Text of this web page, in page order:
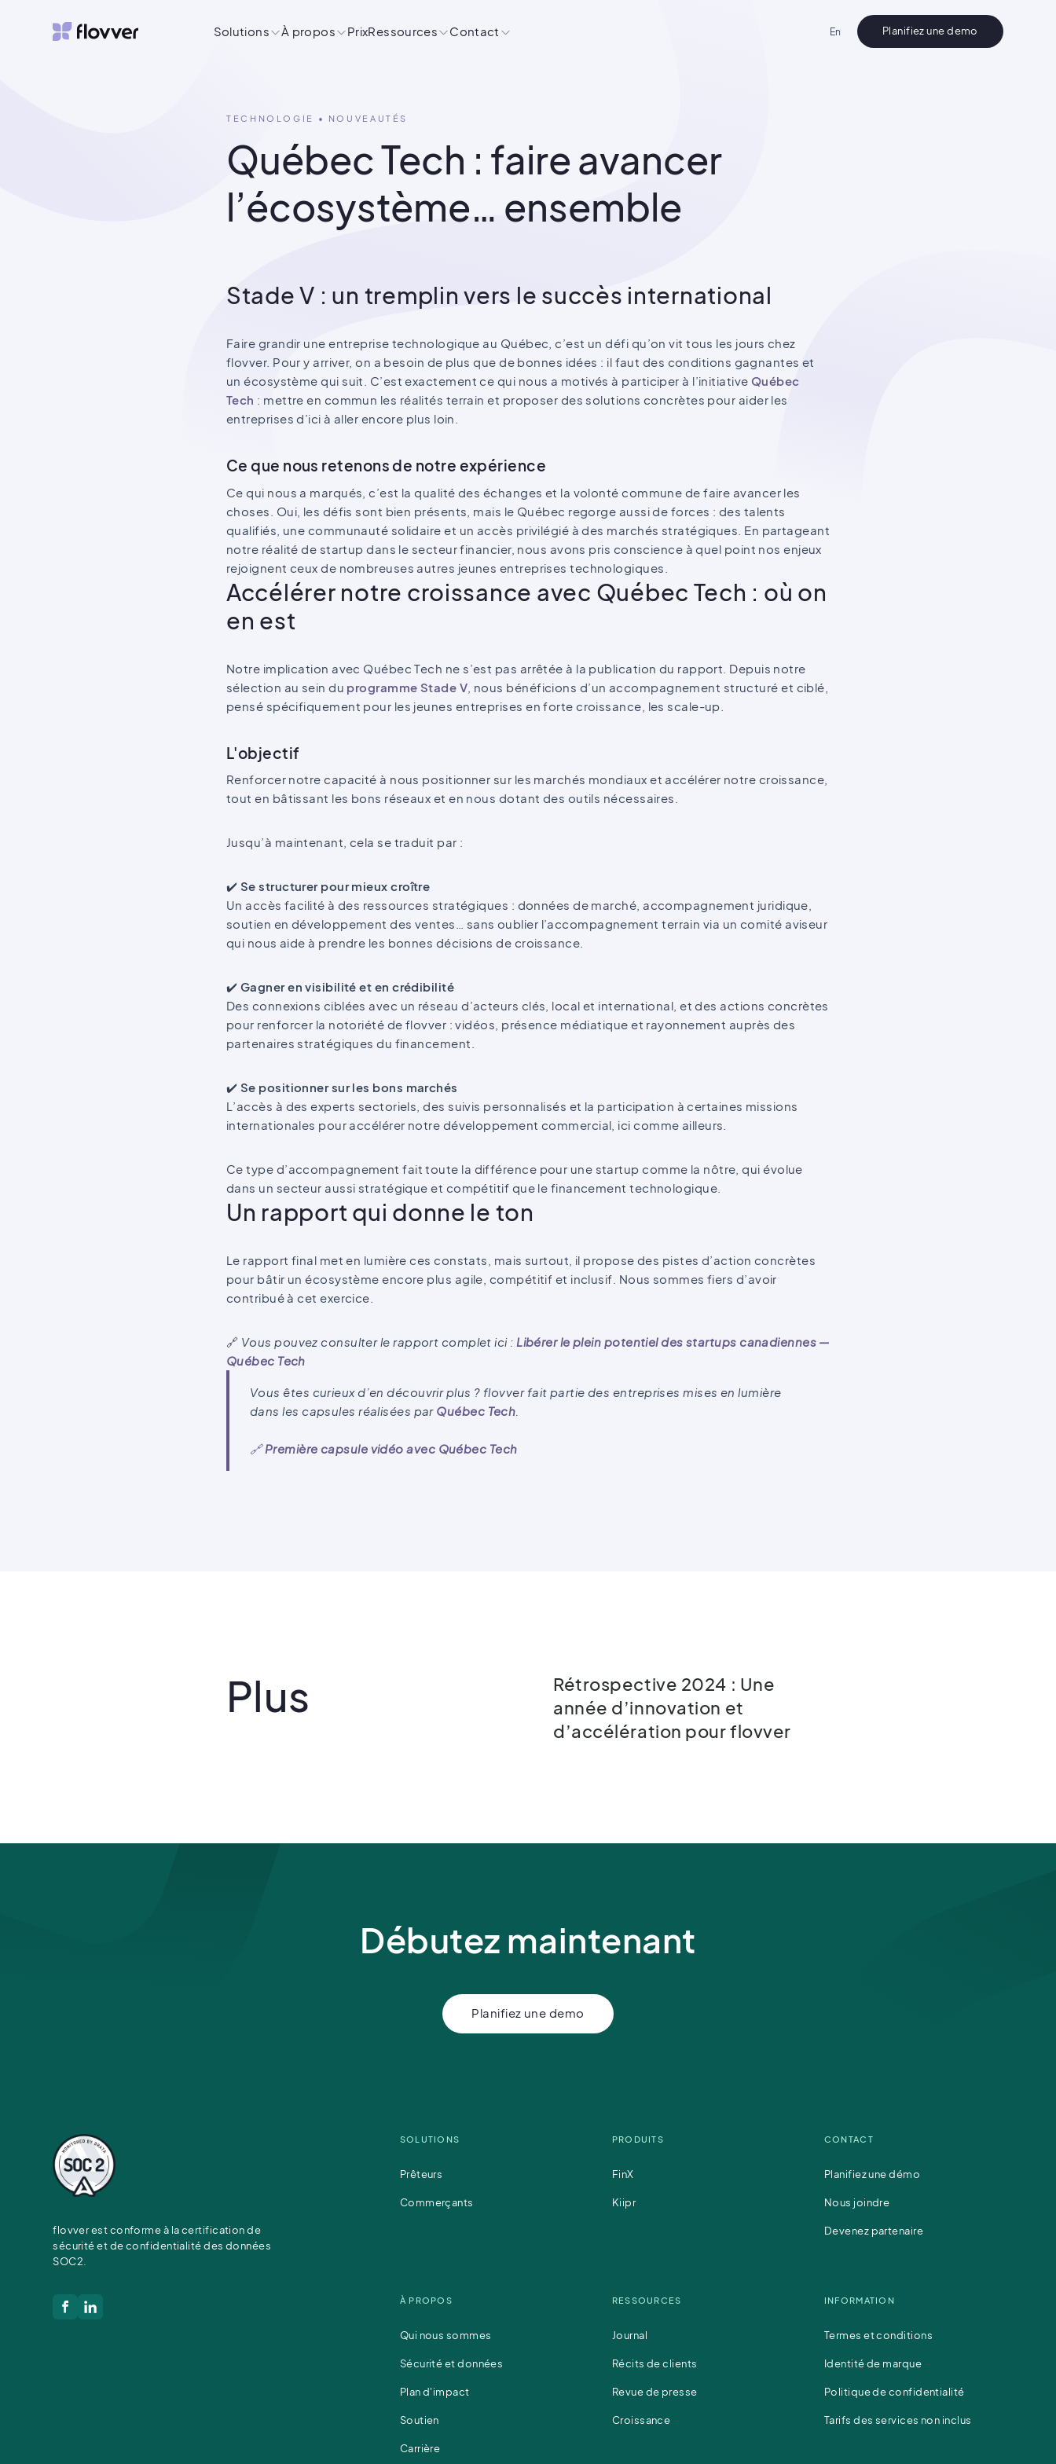
flovver Solutions À propos PrixRessources Contact En Planifiez une demo
TECHNOLOGIE • NOUVEAUTÉS
Québec Tech : faire avancer
l’écosystème… ensemble
‍Stade V : un tremplin vers le succès international
Faire grandir une entreprise technologique au Québec, c’est un défi qu’on vit tous les jours chez
flovver. Pour y arriver, on a besoin de plus que de bonnes idées : il faut des conditions gagnantes et
un écosystème qui suit. C’est exactement ce qui nous a motivés à participer à l’initiative Québec
Tech : mettre en commun les réalités terrain et proposer des solutions concrètes pour aider les
entreprises d’ici à aller encore plus loin.
Ce que nous retenons de notre expérience
Ce qui nous a marqués, c’est la qualité des échanges et la volonté commune de faire avancer les
choses. Oui, les défis sont bien présents, mais le Québec regorge aussi de forces : des talents
qualifiés, une communauté solidaire et un accès privilégié à des marchés stratégiques. En partageant
notre réalité de startup dans le secteur financier, nous avons pris conscience à quel point nos enjeux
rejoignent ceux de nombreuses autres jeunes entreprises technologiques.
Accélérer notre croissance avec Québec Tech : où on
en est
Notre implication avec Québec Tech ne s’est pas arrêtée à la publication du rapport. Depuis notre
sélection au sein du programme Stade V , nous bénéficions d’un accompagnement structuré et ciblé,
pensé spécifiquement pour les jeunes entreprises en forte croissance, les scale-up.
L'objectif
Renforcer notre capacité à nous positionner sur les marchés mondiaux et accélérer notre croissance,
tout en bâtissant les bons réseaux et en nous dotant des outils nécessaires.
Jusqu’à maintenant, cela se traduit par :
✔️ Se structurer pour mieux croître
Un accès facilité à des ressources stratégiques : données de marché, accompagnement juridique,
soutien en développement des ventes… sans oublier l’accompagnement terrain via un comité aviseur
qui nous aide à prendre les bonnes décisions de croissance.
✔️ Gagner en visibilité et en crédibilité
Des connexions ciblées avec un réseau d’acteurs clés, local et international, et des actions concrètes
pour renforcer la notoriété de flovver : vidéos, présence médiatique et rayonnement auprès des
partenaires stratégiques du financement.
✔️ Se positionner sur les bons marchés
L’accès à des experts sectoriels, des suivis personnalisés et la participation à certaines missions
internationales pour accélérer notre développement commercial, ici comme ailleurs.
Ce type d’accompagnement fait toute la différence pour une startup comme la nôtre, qui évolue
dans un secteur aussi stratégique et compétitif que le financement technologique.
Un rapport qui donne le ton
Le rapport final met en lumière ces constats, mais surtout, il propose des pistes d’action concrètes
pour bâtir un écosystème encore plus agile, compétitif et inclusif. Nous sommes fiers d’avoir
contribué à cet exercice.
🔗 Vous pouvez consulter le rapport complet ici : Libérer le plein potentiel des startups canadiennes —
Québec Tech
Vous êtes curieux d’en découvrir plus ? flovver fait partie des entreprises mises en lumière
dans les capsules réalisées par Québec Tech
🔗Première capsule vidéo avec Québec Tech
Plus
Rétrospective 2024 : Une
année d’innovation et
d’accélération pour flovver
Débutez maintenant
Planifiez une demo
flovver est conforme à la certification de
sécurité et de confidentialité des données
SOC2.
SOLUTIONS
Prêteurs
Commerçants
PRODUITS
FinX
Kiipr
CONTACT
Planifiez une démo
Nous joindre
Devenez partenaire
À PROPOS
Qui nous sommes
Sécurité et données
Plan d'impact
Soutien
Carrière
RESSOURCES
Journal
Récits de clients
Revue de presse
Croissance
INFORMATION
Termes et conditions
Identité de marque
Politique de confidentialité
Tarifs des services non inclus